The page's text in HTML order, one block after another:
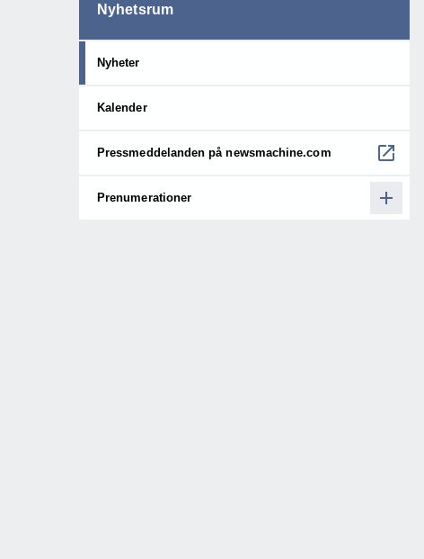
Nyhetsrum
Nyheter
Kalender
Pressmeddelanden på newsmachine.com
Prenumerationer